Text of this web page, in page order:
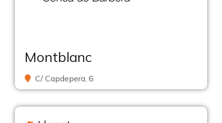
Montblanc
C/ Capdepera, 6